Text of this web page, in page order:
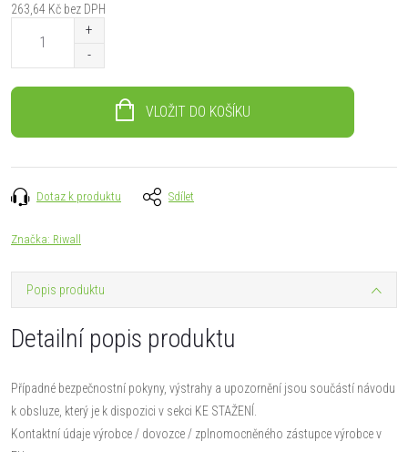
263,64 Kč bez DPH
VLOŽIT DO KOŠÍKU
Dotaz k produktu Sdílet
Značka: Riwall
Popis produktu
Detailní popis produktu
Případné bezpečnostní pokyny, výstrahy a upozornění jsou součástí návodu
k obsluze, který je k dispozici v sekci KE STAŽENÍ.
Kontaktní údaje výrobce / dovozce / zplnomocněného zástupce výrobce v